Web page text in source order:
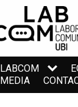
LABCOM
MEDIA